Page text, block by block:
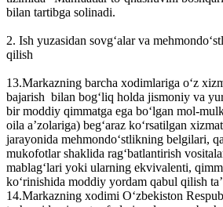
bilan tartibga solinadi.
2. Ish yuzasidan sovg‘alar va
qilish
13.Markazning barcha xodimlariga o‘z
bajarish bilan bog‘liq holda jismoniy va
bir moddiy qimmatga ega bo‘lgan mol-
oila a’zolariga) beg‘araz ko‘rsatilgan
jarayonida mehmondo‘stlikning belgilari,
mukofotlar shaklida rag‘batlantirish
mablag‘lari yoki ularning ekvivalenti,
ko‘rinishida moddiy yordam qabul qilish
14.Markazning xodimi O‘zbekiston